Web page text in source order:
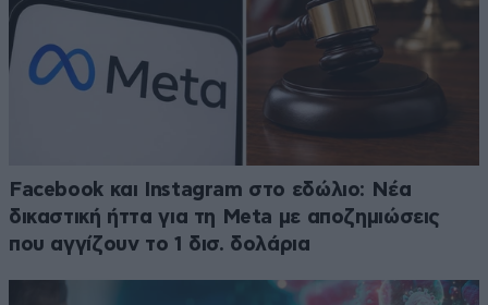
Facebook και Instagram στο εδώλιο: Νέα
δικαστική ήττα για τη Meta με αποζημιώσεις
που αγγίζουν το 1 δισ. δολάρια